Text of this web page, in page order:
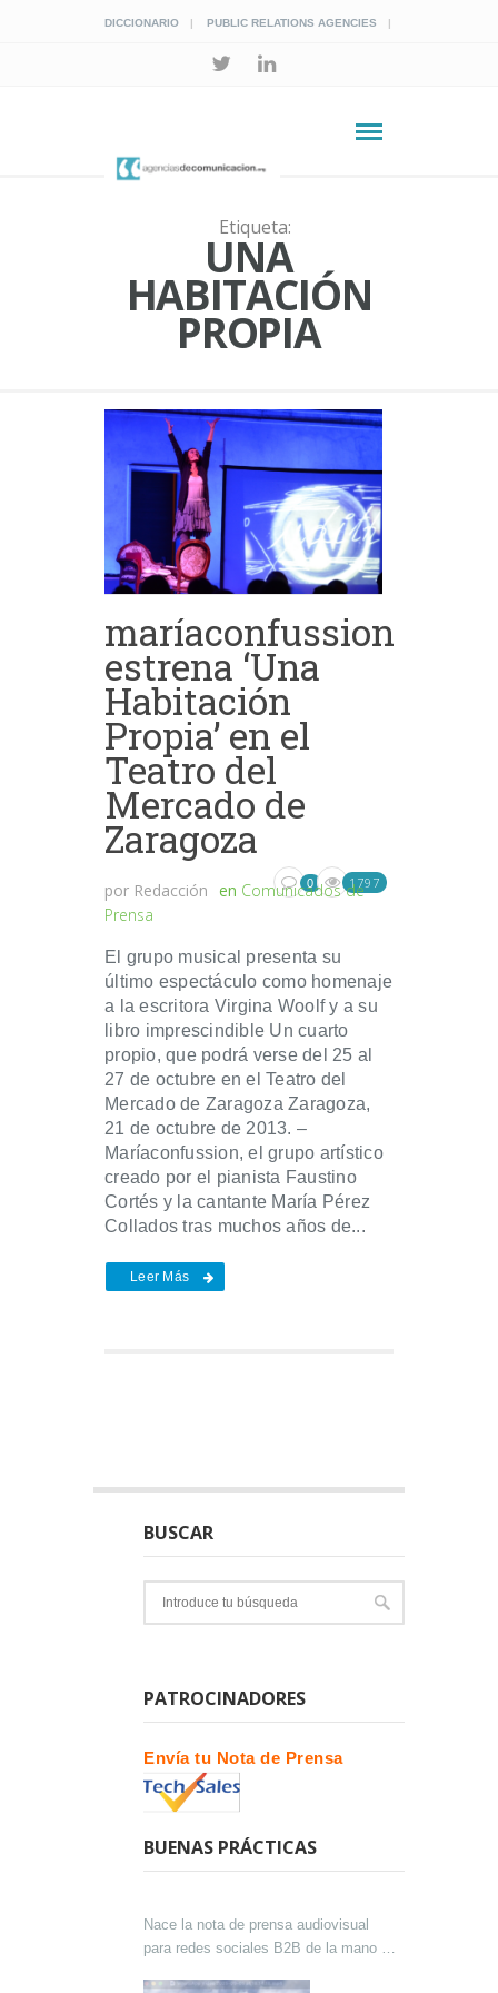
DICCIONARIO PUBLIC RELATIONS AGENCIES
Etiqueta:
UNA
HABITACIÓN
PROPIA
maríaconfussion
estrena ‘Una
Habitación
Propia’ en el
Teatro del
Mercado de
Zaragoza
por Redacción en Comunicados de
Prensa
0 1797
El grupo musical presenta su
último espectáculo como homenaje
a la escritora Virgina Woolf y a su
libro imprescindible Un cuarto
propio, que podrá verse del 25 al
27 de octubre en el Teatro del
Mercado de Zaragoza Zaragoza,
21 de octubre de 2013. –
Maríaconfussion, el grupo artístico
creado por el pianista Faustino
Cortés y la cantante María Pérez
Collados tras muchos años de...
Leer Más
BUSCAR
PATROCINADORES
Envía tu Nota de Prensa
BUENAS PRÁCTICAS
Nace la nota de prensa audiovisual
para redes sociales B2B de la mano de